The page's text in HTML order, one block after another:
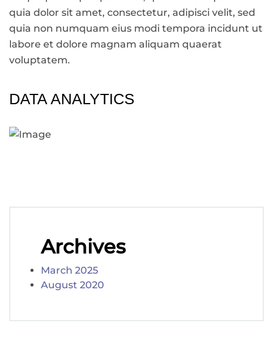
Archives
March 2025
August 2020
quia dolor sit amet, consectetur, adipisci velit, sed
quia non numquam eius modi tempora incidunt ut
labore et dolore magnam aliquam quaerat
voluptatem.
DATA ANALYTICS